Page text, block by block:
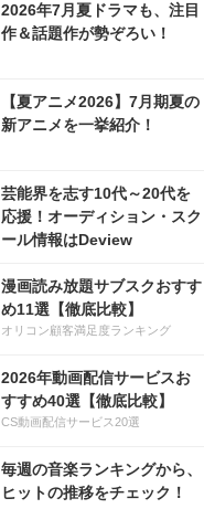
2026年7月夏ドラマも、注目
作＆話題作が勢ぞろい！
【夏アニメ2026】7月期夏の
新アニメを一挙紹介！
芸能界を志す10代～20代を
応援！オーディション・スク
ール情報はDeview
漫画読み放題サブスクおすす
め11選【徹底比較】
オリコン顧客満足度ランキング
2026年動画配信サービスお
すすめ40選【徹底比較】
CS動画配信サービス20選
毎週の音楽ランキングから、
ヒットの推移をチェック！